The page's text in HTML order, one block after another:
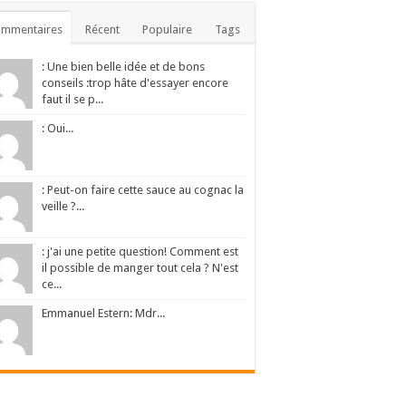
Récent Populaire Tags
: Une bien belle idée et de bons
conseils :trop hâte d'essayer encore
faut il se p...
: Oui...
: Peut-on faire cette sauce au cognac la
veille ?...
: j'ai une petite question! Comment est
il possible de manger tout cela ? N'est
ce...
Emmanuel Estern: Mdr...